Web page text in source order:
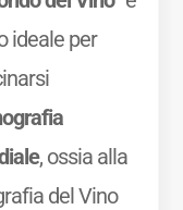
ideale per
, ossia alla
del Vino